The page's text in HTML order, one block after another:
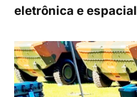
eletrônica e espacial